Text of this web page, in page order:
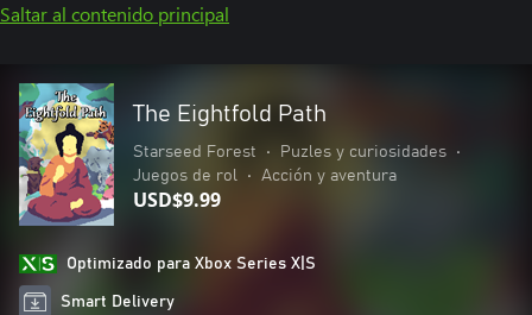
Saltar al contenido principal
The Eightfold Path
Starseed Forest • Puzles y curiosidades
•
Juegos de rol
• Acción y aventura
USD$9.99
Optimizado para Xbox Series X|S
Smart Delivery